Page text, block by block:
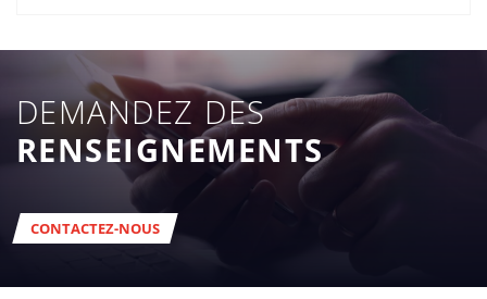
DEMANDEZ DES
RENSEIGNEMENTS
CONTACTEZ-NOUS